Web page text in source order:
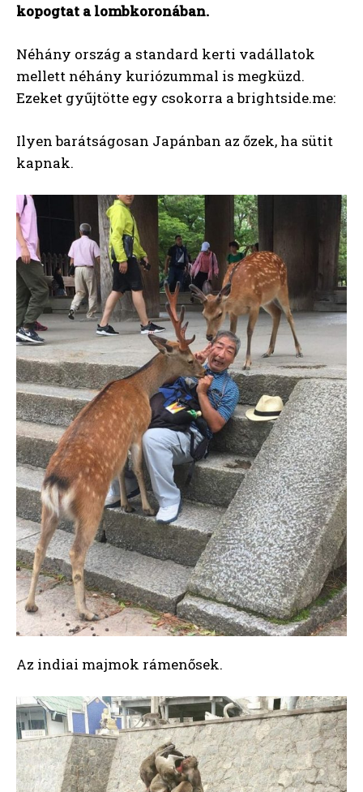
kopogtat a lombkoronában.
Néhány ország a standard kerti vadállatok
mellett néhány kuriózummal is megküzd.
Ezeket gyűjtötte egy csokorra a brightside.me:
Ilyen barátságosan Japánban az őzek, ha sütit
kapnak.
Az indiai majmok rámenősek.